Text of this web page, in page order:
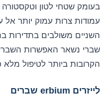
עמודות צרות עמוק יותר
שברי נשאר האפשרות
הקרובות ביותר לטיפול מלא
לייזרים erbium שברים